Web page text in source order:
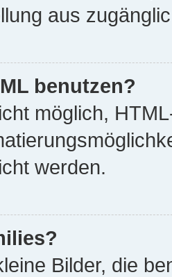
aus
benutzen?
möglich,
werden.
Bilder, die